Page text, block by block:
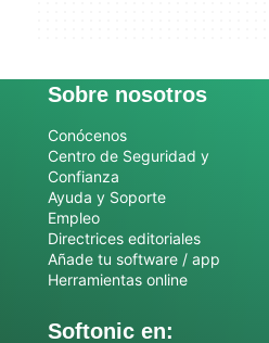
Sobre nosotros
Conócenos
Centro de Seguridad y
Confianza
Ayuda y Soporte
Empleo
Directrices editoriales
Añade tu software / app
Herramientas online
Softonic en: